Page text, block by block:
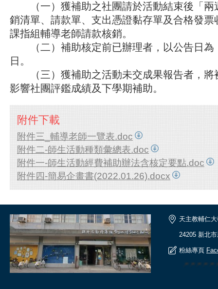
（一）獲補助之社團請於活動結束後「兩
銷清單、請款單、支出憑證黏存單及合格發票
課指組輔導老師請款核銷。
（二）補助核定前已辦理者，以公告日為
日。
（三）獲補助之活動未交成果報告者，將
影響社團評鑑成績及下學期補助。
附件下載
附件三_輔導老師一覽表.doc
附件二-師生活動種類彙總表.doc
附件一-師生活動經費補助辦法含核定要點.doc
附件四-簡易企畫書(2022.01.26).docx
天主教輔仁
24205 新北
粉絲專頁